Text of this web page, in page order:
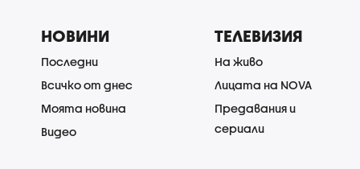
НОВИНИ
Последни
Всичко от днес
Моята новина
Видео
ТЕЛЕВИЗИЯ
На живо
Лицата на NOVA
Предавания и
сериали